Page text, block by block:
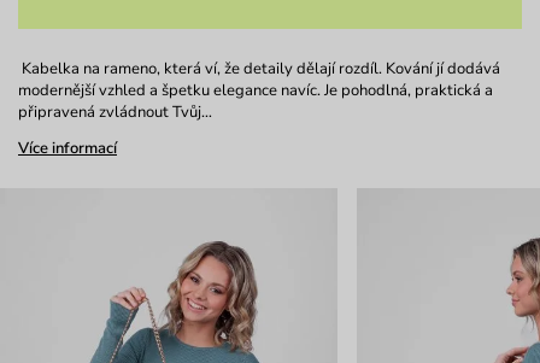
Kabelka na rameno, která ví, že detaily dělají rozdíl. Kování jí dodává
modernější vzhled a špetku elegance navíc. Je pohodlná, praktická a
připravená zvládnout Tvůj…
Více informací